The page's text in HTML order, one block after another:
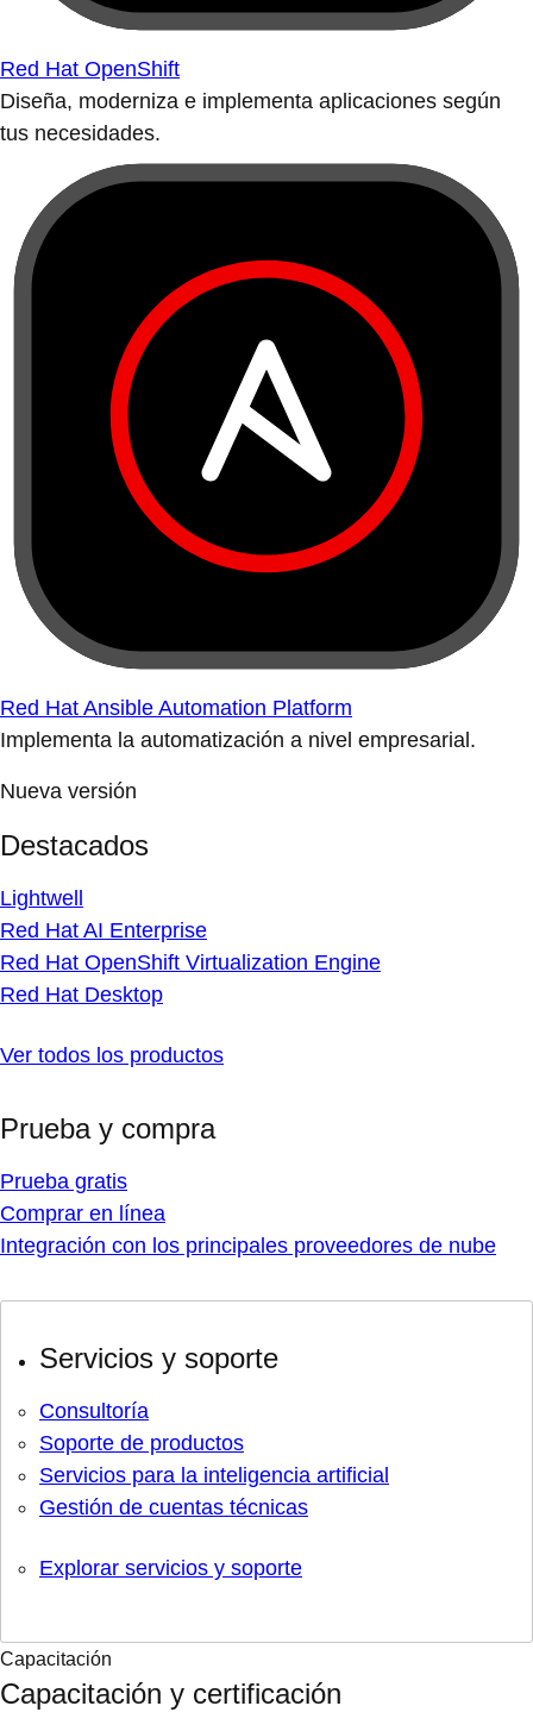
Red Hat OpenShift
Diseña, moderniza e implementa aplicaciones según
tus necesidades.
Red Hat Ansible Automation Platform
Implementa la automatización a nivel empresarial.
Nueva versión
Destacados
Lightwell
Red Hat AI Enterprise
Red Hat OpenShift Virtualization Engine
Red Hat Desktop
Ver todos los productos
Prueba y compra
Prueba gratis
Comprar en línea
Integración con los principales proveedores de nube
Servicios y soporte
Consultoría
Soporte de productos
Servicios para la inteligencia artificial
Gestión de cuentas técnicas
Explorar servicios y soporte
Capacitación
Capacitación y certificación